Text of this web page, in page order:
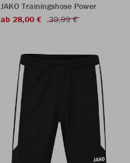
JAKO Trainingshose Power
ab 28,00 €
39,99 €